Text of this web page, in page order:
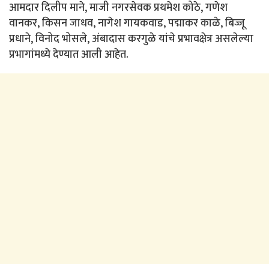
आमदार दिलीप माने, माजी नगरसेवक प्रथमेश कोठे, गणेश
वानकर, किसन जाधव, नागेश गायकवाड, पद्माकर काळे, बिज्जू
प्रधाने, विनोद भोसले, अंबादास करगुळे यांचे प्रभावक्षेत्र असलेल्या
प्रभागांमध्ये देण्यात आली आहेत.